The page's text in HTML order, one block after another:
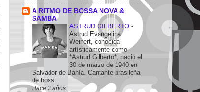
A RITMO DE BOSSA NOVA &
SAMBA
ASTRUD GILBERTO -
Astrud Evangelina
Weinert, conocida
artísticamente como
*Astrud Gilberto*, nació el
30 de marzo de 1940 en
Salvador de Bahía. Cantante brasileña
de boss...
Hace 3 años